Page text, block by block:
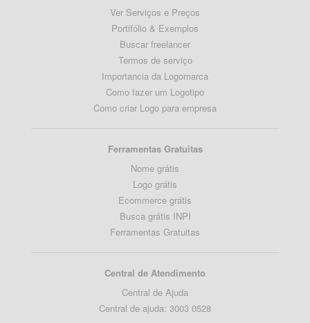
Ver Serviços e Preços
Portifólio & Exemplos
Buscar freelancer
Termos de serviço
Importancia da Logomarca
Como fazer um Logotipo
Como criar Logo para empresa
Ferramentas Gratuitas
Nome grátis
Logo grátis
Ecommerce grátis
Busca grátis INPI
Ferramentas Gratuitas
Central de Atendimento
Central de Ajuda
Central de ajuda: 3003 0528